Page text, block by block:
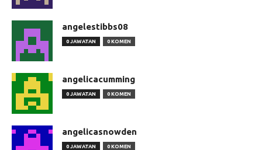
angelestibbs08
0 JAWATAN 0 KOMEN
angelicacumming
0 JAWATAN 0 KOMEN
angelicasnowden
0 JAWATAN 0 KOMEN